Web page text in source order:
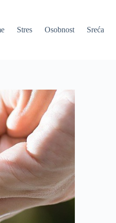
Stres Osobnost Sreća